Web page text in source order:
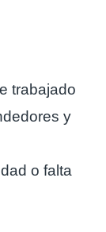
trabajado
y
o falta